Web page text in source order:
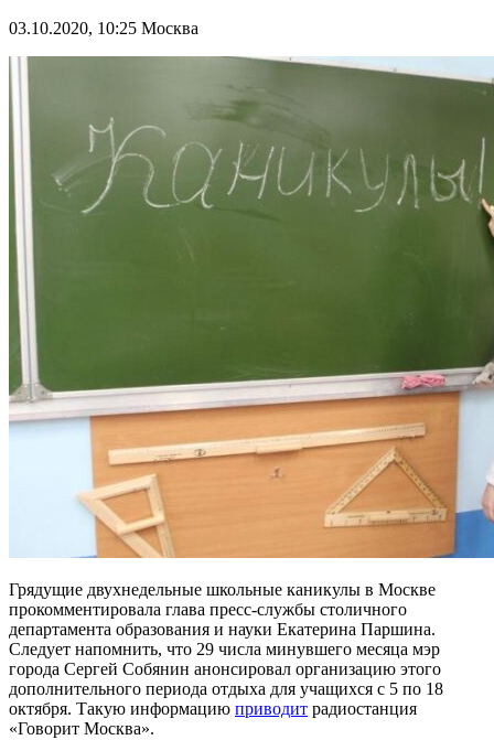
03.10.2020, 10:25 Москва
Грядущие двухнедельные школьные каникулы в Москве
прокомментировала глава пресс-службы столичного
департамента образования и науки Екатерина Паршина.
Следует напомнить, что 29 числа минувшего месяца мэр
города Сергей Собянин анонсировал организацию этого
дополнительного периода отдыха для учащихся с 5 по 18
октября. Такую информацию приводит радиостанция
«Говорит Москва».